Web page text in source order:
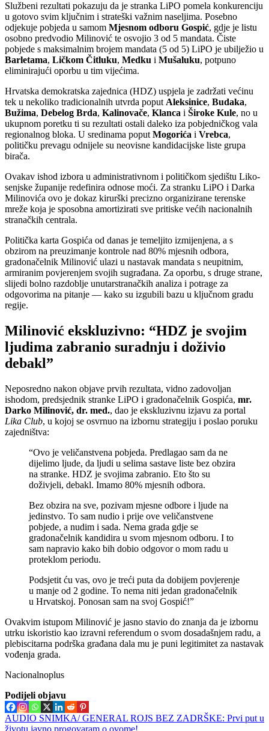
Službeni rezultati pokazuju da je stranka LiPO pomela konkurenciju
u gotovo svim ključnim i strateški važnim naseljima. Posebno
odjekuje pobjeda u samom Mjesnom odboru Gospić, gdje je listu
osobno predvodio Milinović te osvojio 3 od 5 mandata. Čiste
pobjede s maksimalnim brojem mandata (5 od 5) LiPO je ubilježio u
Barletama, Ličkom Čitluku, Medku i Mušaluku, potpuno
eliminirajući oporbu u tim vijećima.
Hrvatska demokratska zajednica (HDZ) uspjela je zadržati većinu
tek u nekoliko tradicionalnih utvrda poput Aleksinice, Budaka,
Bužima, Debelog Brda, Kalinovače, Klanca i Široke Kule, no u
ukupnom poretku ti su rezultati ostali daleko iza pobjedničkog vala
regionalnog bloka. U sredinama poput Mogorića i Vrebca,
političku prevagu odnijele su neovisne kandidacijske liste grupa
birača.
Ovakav ishod izbora u administrativnom i političkom sjedištu Liko-
senjske županije redefinira odnose moći. Za stranku LiPO i Darka
Milinovića ovo je dokaz kirurški precizno organizirane terenske
mreže koja je sposobna amortizirati sve pritiske većih nacionalnih
stranačkih centrala.
Politička karta Gospića od danas je temeljito izmijenjena, a s
obzirom na preuzimanje kontrole nad 80% mjesnih odbora,
gradonačelnik Milinović ulazi u nastavak mandata s neupitnim,
armiranim povjerenjem svojih sugrađana. Za oporbu, s druge strane,
slijedi bolno razdoblje unutarstranačkih analiza i potrage za
odgovorima na pitanje — kako su izgubili bazu u ključnom gradu
regije.
Milinović ekskluzivno: “HDZ je svojim
ljudima zabranio suradnju i doživio
debakl”
Neposredno nakon objave prvih rezultata, vidno zadovoljan
ishodom, predsjednik stranke LiPO i gradonačelnik Gospića, mr.
Darko Milinović, dr. med., dao je ekskluzivnu izjavu za portal
Lika Club, u kojoj se osvrnuo na izbornu strategiju i poslao poruku
zajedništva:
“Ovo je veličanstvena pobjeda. Predlagao sam da ne
dijelimo ljude, da ljudi u selima sastave liste bez obzira
na stranke. HDZ je svojima zabranio. Eto što su
doživjeli, debakl. Imamo 80% mjesnih odbora.
Bez obzira na sve, pozivam mjesne odbore i ljude na
jedinstvo. To sam nudio i prije ove veličanstvene
pobjede, a nudim i sada. Nema grada gdje se
gradonačelnik kandidira u svom mjesnom odboru. I to
sam napravio kako bih dobio odgovor o mom radu u
proteklom periodu.
Podsjetit ću vas, ovo je treći puta da dobijem povjerenje
u manje od 2 godine. To nema niti jedan gradonačelnik
u Hrvatskoj. Ponosan sam na svoj Gospić!”
Ovakvim istupom Milinović je jasno stavio do znanja da je izbornu
utrku iskoristio kao izravni referendum o svom dosadašnjem radu, a
plebiscitarna podrška građana dala mu je puni legitimitet za nastavak
vođenja grada.
Nacionalnoplus
Podijeli objavu
Navigacija
AUDIO SNIMKA/ GENERAL ROJS BEZ ZADRŠKE: Prvi put u